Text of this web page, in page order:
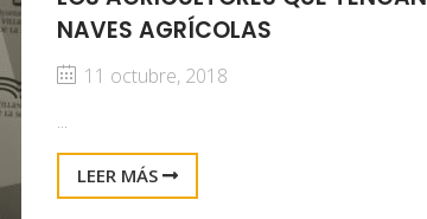
NAVES AGRÍCOLAS
11 octubre, 2018
...
LEER MÁS